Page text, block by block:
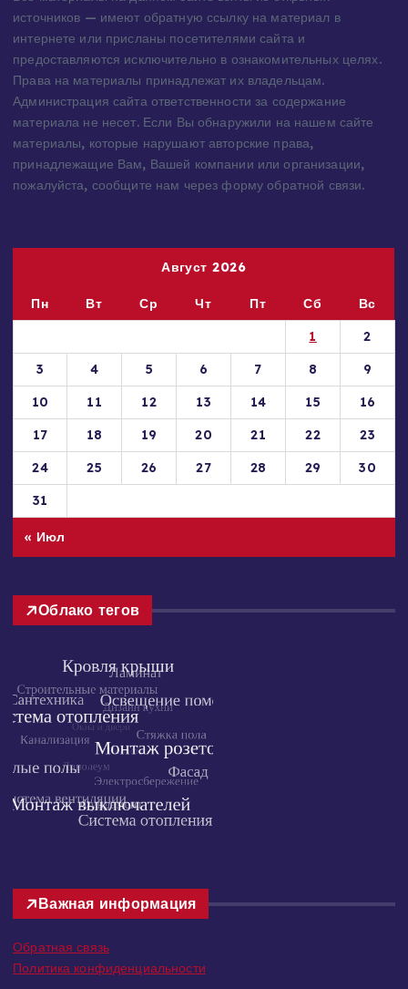
Все материалы на данном сайте взяты из открытых
источников — имеют обратную ссылку на материал в
интернете или присланы посетителями сайта и
предоставляются исключительно в ознакомительных целях.
Права на материалы принадлежат их владельцам.
Администрация сайта ответственности за содержание
материала не несет. Если Вы обнаружили на нашем сайте
материалы, которые нарушают авторские права,
Август 2026
Сб
Вс
1
2
3
4 5 6 7 8
9
10
11 12 13 14 15
16
17
18 19 20 21 22
23
24
31